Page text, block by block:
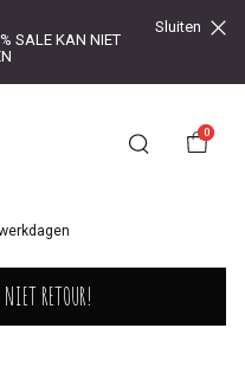
SALE KAN NIET
Sluiten
0
RETOUR!